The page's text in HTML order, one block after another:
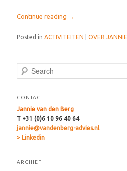
Continue reading →
Posted in ACTIVITEITEN |OVER JANNIE
Search
CONTACT
Jannie van den Berg
T +31 (0)6 10 96 40 64
jannie@vandenberg-advies.nl
> Linkedin
ARCHIEF